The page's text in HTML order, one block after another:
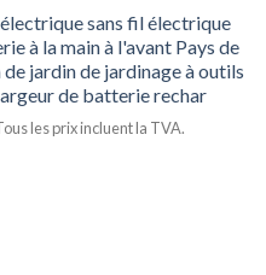
sans fil électrique
à la main à l'avant Pays de
jardin de jardinage à outils
de batterie rechar
les prix incluent la TVA.